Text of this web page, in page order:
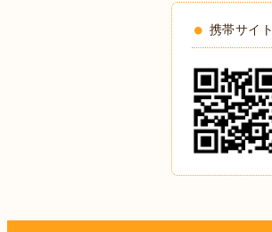
携帯サイト